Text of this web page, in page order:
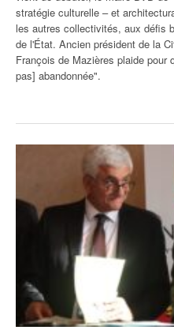
stratégie culturelle – et
les autres collectivités, aux défis
de l'État. Ancien président de la
François de Mazières plaide pour
pas] abandonnée".